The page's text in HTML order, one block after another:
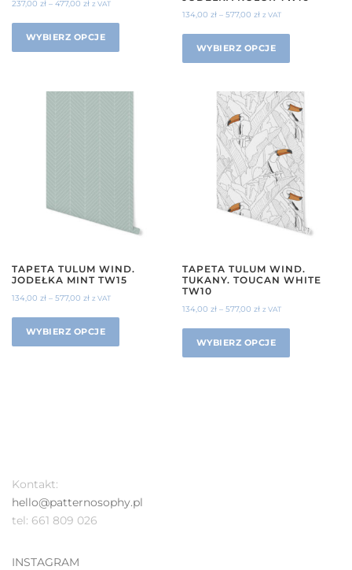
237,00 zł – 477,00 zł z VAT
WYBIERZ OPCJE
134,00zł –577,00zł z VAT
WYBIERZ OPCJE
TAPETA TULUM WIND.
JODEŁKA MINT TW15
134,00 zł – 577,00 zł z VAT
WYBIERZ OPCJE
TAPETA TULUM WIND.
TUKANY. TOUCAN WHITE
TW10
134,00 zł – 577,00 zł z VAT
WYBIERZ OPCJE
Kontakt:
hello@patternosophy.pl
tel: 661 809 026
INSTAGRAM